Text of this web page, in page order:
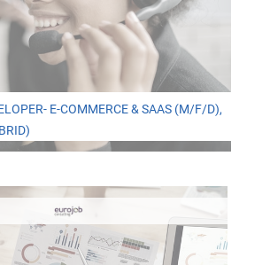
E-COMMERCE & SAAS (M/F/D),